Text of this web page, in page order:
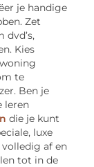
je handige
Zet
dvd’s,
Kies
te
Ben je
leren
die je kunt
luxe
af en
tot in de